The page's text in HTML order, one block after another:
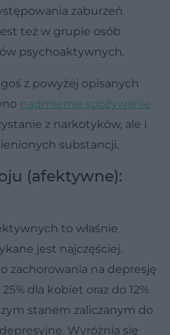
zaburzeń
też w grupie osób
psychoaktywnych.
z powyżej opisanych
nadmierne spożywanie
z narkotyków, ale i
substancji.
(afektywne):
to właśnie
jest najczęściej.
zachorowania na depresję
dla kobiet oraz do 12%
stanem zaliczanym do
Wyróżnia się